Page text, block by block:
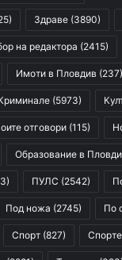
Здраве (3890)
на редактора (2415)
Имоти в Пловдив (237)
(5973)
отговори (115)
Образование в
ПУЛС (2542)
Под ножа (2745) По
Спорт (827)